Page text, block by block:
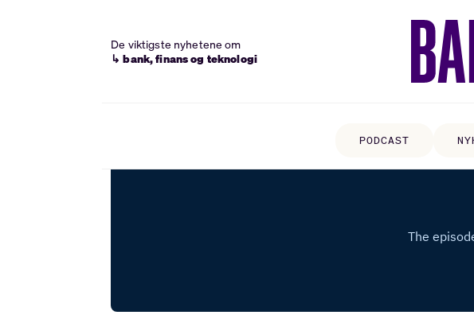
De viktigste nyhetene om
↳ bank, finans og teknologi
PODCAST